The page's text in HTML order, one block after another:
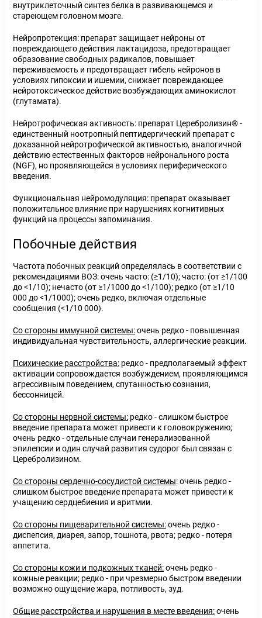
внутриклеточный синтез белка в развивающемся и
стареющем головном мозге.
Нейропротекция: препарат защищает нейроны от
повреждающего действия лактацидоза, предотвращает
образование свободных радикалов, повышает
переживаемость и предотвращает гибель нейронов в
условиях гипоксии и ишемии, снижает повреждающее
нейротоксическое действие возбуждающих аминокислот
(глутамата).
Нейротрофическая активность: препарат Церебролизин® -
единственный ноотропный пептидергический препарат с
доказанной нейротрофической активностью, аналогичной
действию естественных факторов нейронального роста
(NGF), но проявляющейся в условиях периферического
введения.
Функциональная нейромодуляция: препарат оказывает
положительное влияние при нарушениях когнитивных
функций на процессы запоминания.
Побочные действия
Частота побочных реакций определялась в соответствии с
рекомендациями ВОЗ: очень часто: (≥1/10); часто: (от ≥1/100
до <1/10); нечасто (от ≥1/1000 до <1/100); редко (от ≥1/10
000 до <1/1000); очень редко, включая отдельные
сообщения (<1/10 000).
Со стороны иммунной системы:очень редко - повышенная
индивидуальная чувствительность, аллергические реакции.
Психические расстройства: редко - предполагаемый эффект
активации сопровождается возбуждением, проявляющимся
агрессивным поведением, спутанностью сознания,
бессонницей.
Со стороны нервной системы: редко - слишком быстрое
введение препарата может привести к головокружению;
очень редко - отдельные случаи генерализованной
эпилепсии и один случай развития судорог был связан с
Церебролизином.
Со стороны сердечно-сосудистой системы: очень редко -
слишком быстрое введение препарата может привести к
учащению сердцебиения и аритмии.
Со стороны пищеварительной системы:очень редко -
диспепсия, диарея, запор, тошнота, рвота; редко - потеря
аппетита.
Со стороны кожи и подкожных тканей:очень редко -
кожные реакции; редко - при чрезмерно быстром введении
возможно ощущение жара, потливость, зуд.
Общие расстройства и нарушения в месте введения:очень